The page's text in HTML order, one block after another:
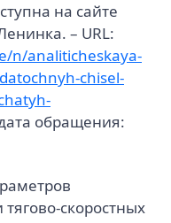
на сайте
– URL:
n/analiticheskaya-
chisel-
обращения:
скоростных